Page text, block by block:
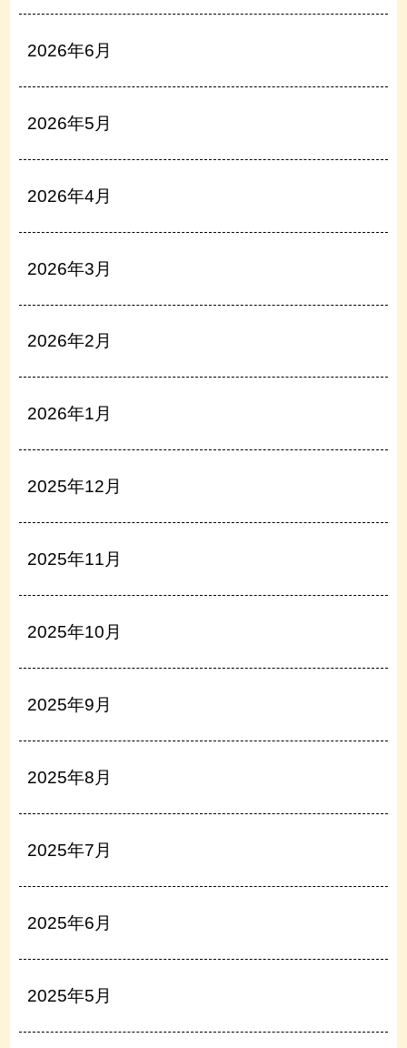
2026年6月
2026年5月
2026年4月
2026年3月
2026年2月
2026年1月
2025年12月
2025年11月
2025年10月
2025年9月
2025年8月
2025年7月
2025年6月
2025年5月